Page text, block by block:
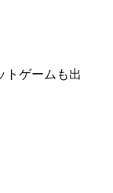
トゲームも出